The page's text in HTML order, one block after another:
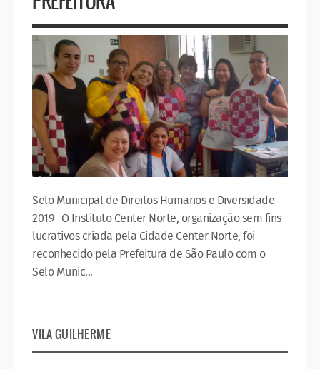
Selo Municipal de Direitos Humanos e Diversidade
2019 O Instituto Center Norte, organização sem fins
lucrativos criada pela Cidade Center Norte, foi
reconhecido pela Prefeitura de São Paulo com o
Selo Munic...
VILA GUILHERME